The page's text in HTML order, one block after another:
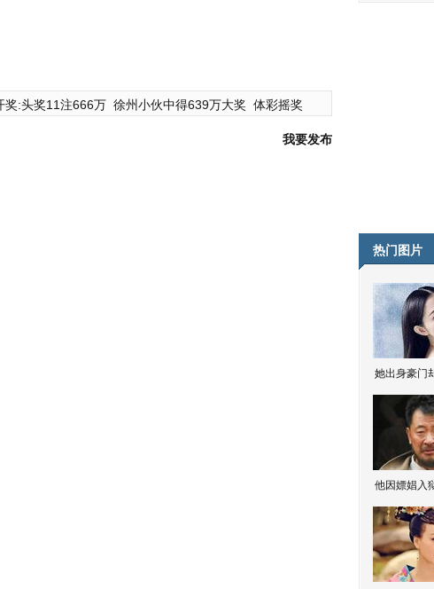
奖:头奖11注666万 徐州小伙中得639万大奖 体彩摇奖
我要发布
热门图片
她出身豪门
他因嫖娼入